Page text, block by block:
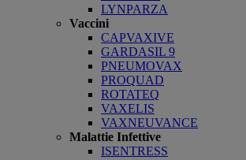
LYNPARZA
Vaccini
CAPVAXIVE
GARDASIL 9
PNEUMOVAX
PROQUAD
ROTATEQ
VAXELIS
VAXNEUVANCE
Malattie Infettive
ISENTRESS